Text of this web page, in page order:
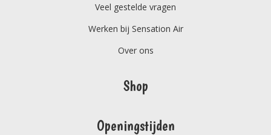
Veel gestelde vragen
Werken bij Sensation Air
Over ons
Shop
Openingstijden